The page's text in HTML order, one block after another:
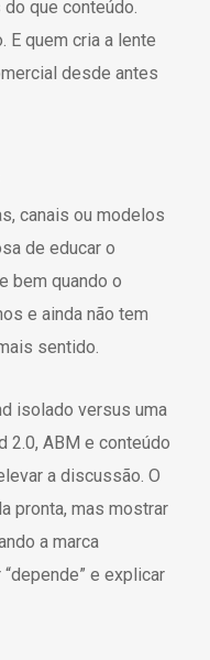
que conteúdo.
E quem cria a lente
desde antes
canais ou modelos
de educar o
bem quando o
e ainda não tem
sentido.
isolado versus uma
2.0, ABM e conteúdo
a discussão. O
pronta, mas mostrar
a marca
e explicar